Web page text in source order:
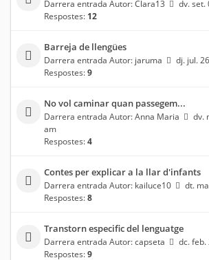
Darrera entrada Autor:Clara13
dv. set.
Respostes: 12
Barreja de llengües
Darrera entrada Autor: jaruma
dj. jul.
Respostes:9
No vol caminar quan passegem...
Darrera entrada Autor:Anna Maria
dv.
am
Respostes:4
Contes per explicar a la llar d'infants
Darrera entrada Autor: kailuce10
dt.
Respostes:8
Transtorn especific del lenguatge
Darrera entrada Autor:capseta
dc. feb.
Respostes:9